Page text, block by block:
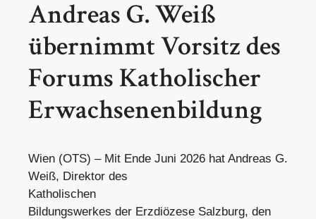
Andreas G. Weiß
übernimmt Vorsitz des
Forums Katholischer
Erwachsenenbildung
Wien (OTS) – Mit Ende Juni 2026 hat Andreas G.
Weiß, Direktor des
Katholischen
Bildungswerkes der Erzdiözese Salzburg, den